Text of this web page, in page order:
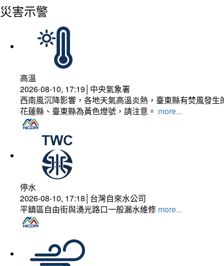
災害示警
高溫
2026-08-10, 17:19│中央氣象署
西南風沉降影響，各地天氣高溫炎熱，臺東縣有焚風發
花蓮縣、臺東縣為黃色燈號，請注意。 more...
停水
2026-08-10, 17:18│台灣自來水公司
平鎮區自由街與湧光路口一般漏水維修 more...